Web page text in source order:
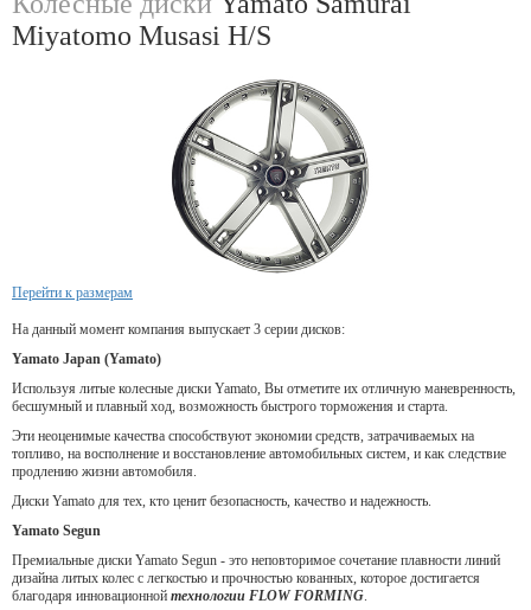
Miyatomo Musasi H/S
Перейти к размерам
На данный момент компания выпускает 3 серии дисков:
Yamato Japan (Yamato)
Используя литые колесные диски Yamato, Вы отметите их отличную маневренность,
бесшумный и плавный ход, возможность быстрого торможения и старта.
Эти неоценимые качества способствуют экономии средств, затрачиваемых на
топливо, на восполнение и восстановление автомобильных систем, и как следствие
продлению жизни автомобиля.
Диски Yamato для тех, кто ценит безопасность, качество и надежность.
Yamato Segun
Премиальные диски Yamato Segun - это неповторимое сочетание плавности линий
дизайна литых колес с легкостью и прочностью кованных, которое достигается
благодаря инновационной технологии FLOW FORMING.